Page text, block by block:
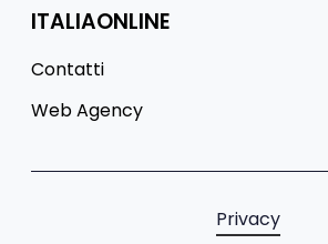
ITALIAONLINE
Contatti
Web Agency
Privacy